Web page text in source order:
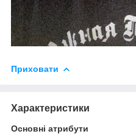
Приховати
Характеристики
Основні атрибути